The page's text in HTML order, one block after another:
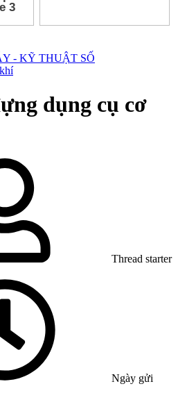
- KỸ THUẬT SỐ
dụng cụ cơ
Thread starter
Ngày gửi